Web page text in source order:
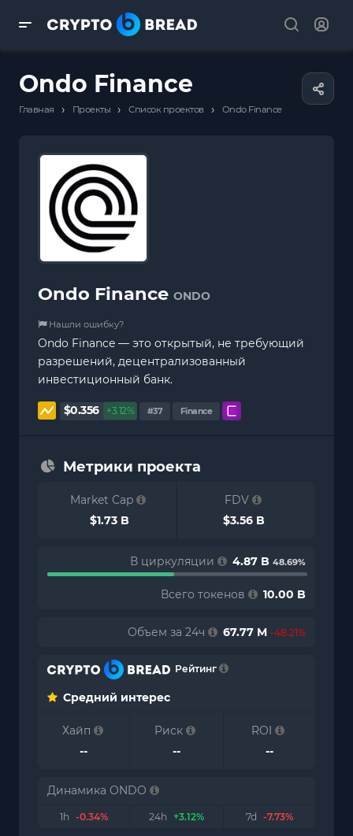
Ondo Finance
Главная › Проекты › Список проектов › Ondo Finance
Ondo Finance ONDO
Нашли ошибку?
Ondo Finance — это открытый, не требующий
разрешений, децентрализованный
инвестиционный банк.
$0.356 +3.12% #37 Finance
Метрики проекта
Market Cap
$1.73 B
FDV
$3.56 B
В циркуляции 4.87 B 48.69%
Всего токенов 10.00 B
Объем за 24ч 67.77 M -48.21%
Рейтинг
Средний интерес
Хайп
--
Риск
--
ROI
--
Динамика ONDO
1h -0.34% 24h +3.12% 7d -7.73%